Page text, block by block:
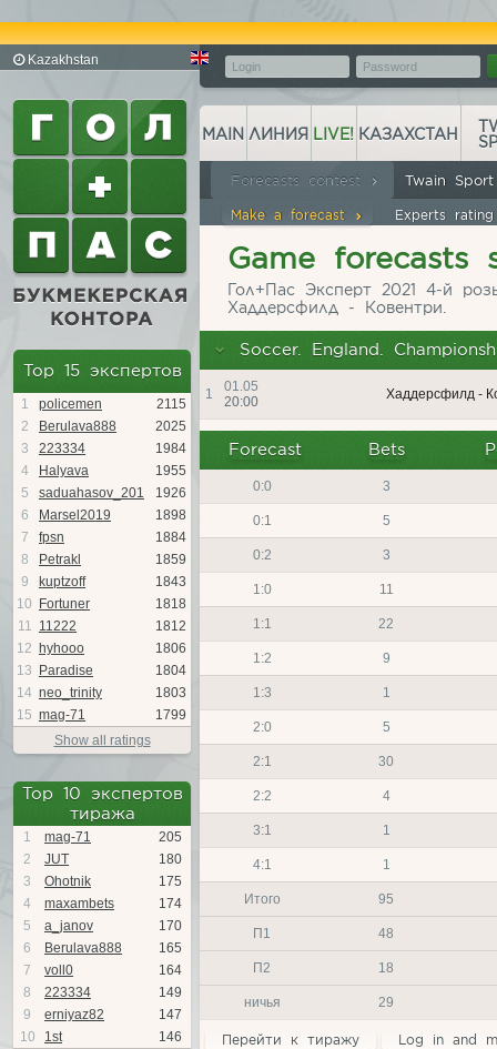
Kazakhstan
Top 15 экспертов
1 policemen
2115
2
Berulava888
2025
3
223334
1984
4
Halyava
1955
5
saduahasov_201
1926
6
Marsel2019
1898
7
fpsn
1884
8
Petrakl
1859
9
kuptzoff
1843
10
Fortuner
1818
11 11222
1812
12
hyhooo
1806
13
Paradise
1804
14 neo_trinity
1803
15 mag-71
1799
Show all ratings
Top 10 экспертов
тиража
1 mag-71
205
2
JUT
180
3
Ohotnik
175
4
maxambets
174
5
a_janov
170
6
Berulava888
165
7
voll0
164
8
223334
149
9
erniyaz82
147
10
1st
146
MAIN ЛИНИЯ LIVE! КАЗАХСТАН
Forecasts contest
Make a forecast Experts
Twain
Game forecasts
Гол+Пас Эксперт 2021 4-й
Хаддерсфилд - Ковентри.
Soccer. England.
1
01.05
20:00
Хаддерсфилд -
Forecast Bets
0:0 3
0:1 5
0:2 3
1:0 11
1:1 22
1:2 9
1:3 1
2:0 5
2:1 30
2:2 4
3:1 1
4:1 1
Итого 95
П1 48
П2 18
ничья 29
Перейти к тиражу Log in and